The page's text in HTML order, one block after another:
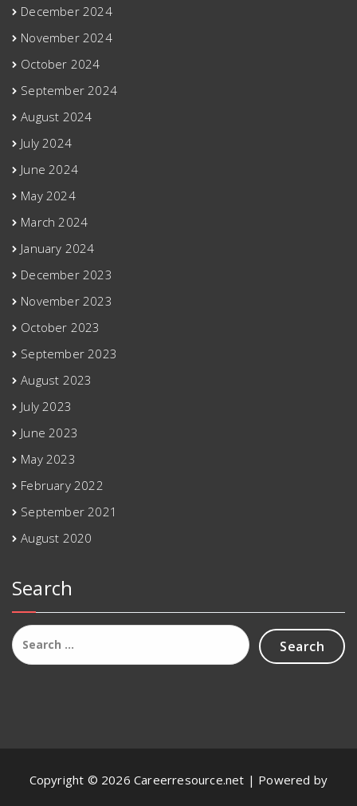
December 2024
November 2024
October 2024
September 2024
August 2024
July 2024
June 2024
May 2024
March 2024
January 2024
December 2023
November 2023
October 2023
September 2023
August 2023
July 2023
June 2023
May 2023
February 2022
September 2021
August 2020
Search
Search
for:
Copyright © 2026 Careerresource.net | Powered by